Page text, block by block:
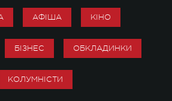
АФІША КІНО
БІЗНЕС ОБКЛАДИНКИ
КОЛУМНІСТИ